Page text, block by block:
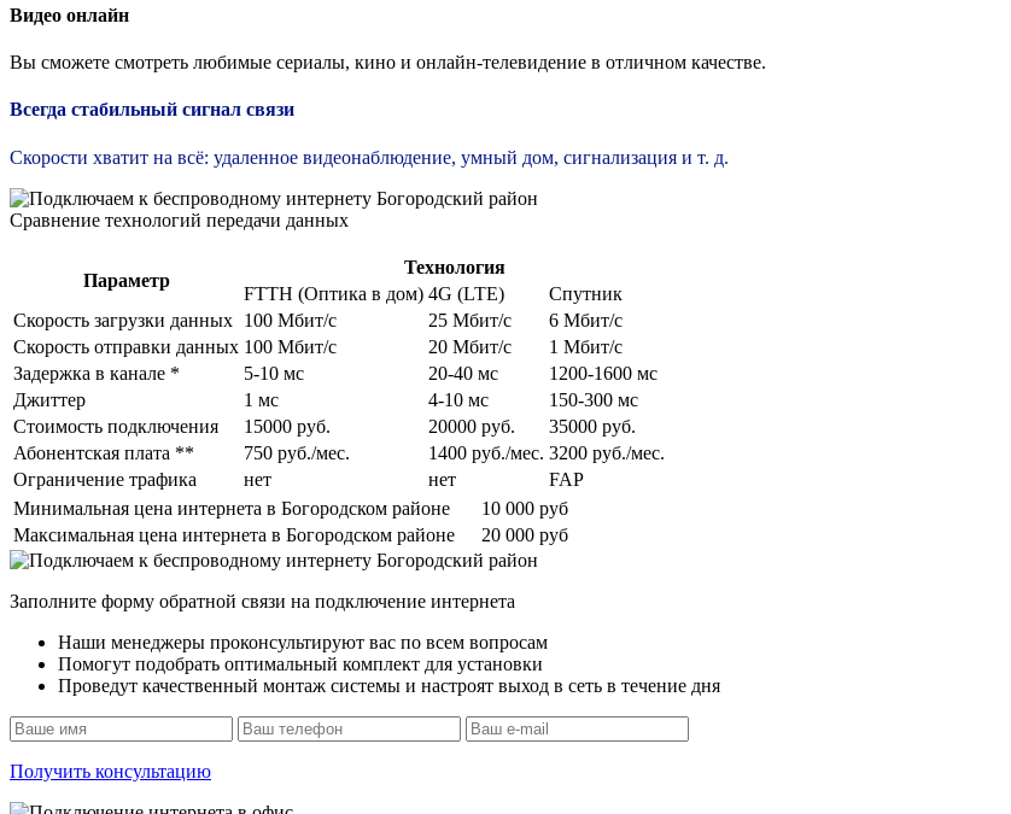
Видео онлайн
Вы сможете смотреть любимые сериалы, кино и онлайн-телевидение в отличном качестве.
Всегда стабильный сигнал связи
Скорости хватит на всё: удаленное видеонаблюдение, умный дом, сигнализация и т. д.
Сравнение технологий передачи данных
Параметр
Технология
FTTH (Оптика в дом) 4G (LTE)
Спутник
Скорость загрузки данных 100 Мбит/c 25 Мбит/c
6 Мбит/c
Скорость отправки данных 100 Мбит/c 20 Мбит/c
1 Мбит/c
Задержка в канале *
5-10 мс 20-40 мс
1200-1600 мс
Джиттер
1 мс 4-10 мс
150-300 мс
Стоимость подключения
15000 руб. 20000 руб.
35000 руб.
Абонентская плата **
750 руб./мес. 1400 руб./мес. 3200 руб./мес.
Ограничение трафика
нет нет
FAP
Минимальная цена интернета в Богородском районе
10 000 руб
Максимальная цена интернета в Богородском районе
20 000 руб
Заполните форму обратной связи на подключение интернета
Наши менеджеры проконсультируют вас по всем вопросам
Помогут подобрать оптимальный комплект для установки
Проведут качественный монтаж системы и настроят выход в сеть в течение дня
Получить консультацию